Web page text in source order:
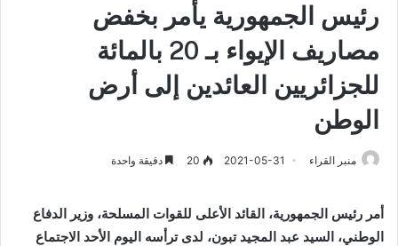
رئيس الجمهورية يأمر بخفض
مصاريف الإيواء بـ 20 بالمائة
للجزائريين العائدين إلى أرض
الوطن
منبر القراء 2021-05-31
20 دقيقة واحدة
أمر رئيس الجمهورية، القائد الأعلى للقوات المسلحة، وزير الدفاع
الوطني، السيد عبد المجيد تبون، لدى ترأسه اليوم الأحد الاجتماع